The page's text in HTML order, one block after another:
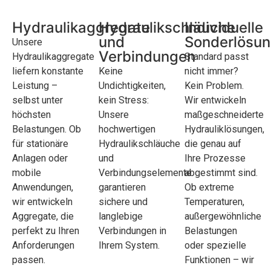
Hydraulikaggregate
Unsere
Hydraulikaggregate
liefern konstante
Leistung –
selbst unter
höchsten
Belastungen. Ob
für stationäre
Anlagen oder
mobile
Anwendungen,
wir entwickeln
Aggregate, die
perfekt zu Ihren
Anforderungen
passen.
Hydraulikschläuche
und
Verbindungen
Keine
Undichtigkeiten,
kein Stress:
Unsere
hochwertigen
Hydraulikschläuche
und
Verbindungselemente
garantieren
sichere und
langlebige
Verbindungen in
Ihrem System.
Individuelle
Standard passt
nicht immer?
Kein Problem.
Wir entwickeln
maßgeschneiderte
Hydrauliklösungen,
die genau auf
Ihre Prozesse
abgestimmt sind.
Ob extreme
Temperaturen,
außergewöhnliche
Belastungen
oder spezielle
Funktionen – wir